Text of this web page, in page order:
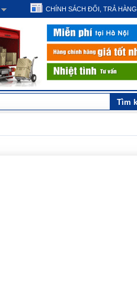
CHÍNH SÁCH ĐỔI, TRẢ HÀNG